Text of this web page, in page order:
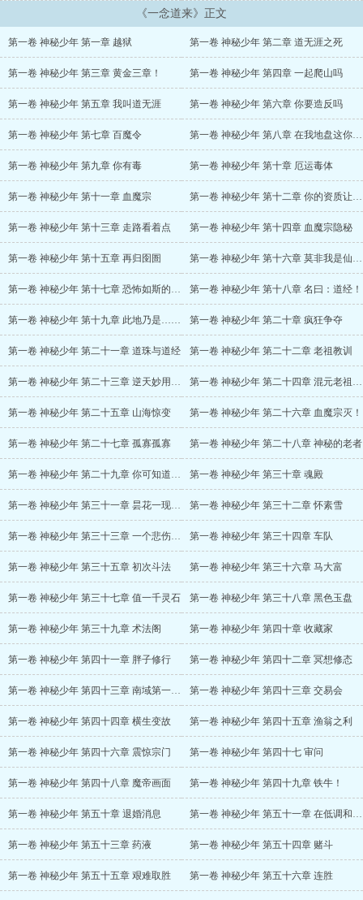
《一念道来》正文
第一卷 神秘少年 第一章 越狱 第一卷 神秘少年 第二章 道无涯之死
第一卷 神秘少年 第三章 黄金三章！ 第一卷 神秘少年 第四章 一起爬山吗
第一卷 神秘少年 第五章 我叫道无涯 第一卷 神秘少年 第六章 你要造反吗
第一卷 神秘少年 第七章 百魔令 第一卷 神秘少年 第八章 在我地盘这你就得听我的
第一卷 神秘少年 第九章 你有毒 第一卷 神秘少年 第十章 厄运毒体
第一卷 神秘少年 第十一章 血魔宗 第一卷 神秘少年 第十二章 你的资质让我惊讶啊
第一卷 神秘少年 第十三章 走路看着点 第一卷 神秘少年 第十四章 血魔宗隐秘
第一卷 神秘少年 第十五章 再归囹圄 第一卷 神秘少年 第十六章 莫非我是仙人转世
第一卷 神秘少年 第十七章 恐怖如斯的推演 第一卷 神秘少年 第十八章 名曰：道经！
第一卷 神秘少年 第十九章 此地乃是…… 第一卷 神秘少年 第二十章 疯狂争夺
第一卷 神秘少年 第二十一章 道珠与道经 第一卷 神秘少年 第二十二章 老祖教训
第一卷 神秘少年 第二十三章 逆天妙用之尝试 第一卷 神秘少年 第二十四章 混元老祖心在滴血
第一卷 神秘少年 第二十五章 山海惊变 第一卷 神秘少年 第二十六章 血魔宗灭！
第一卷 神秘少年 第二十七章 孤寡孤寡 第一卷 神秘少年 第二十八章 神秘的老者
第一卷 神秘少年 第二十九章 你可知道老夫是谁 第一卷 神秘少年 第三十章 魂殿
第一卷 神秘少年 第三十一章 昙花一现的辉煌！ 第一卷 神秘少年 第三十二章 怀素雪
第一卷 神秘少年 第三十三章 一个悲伤的故事 第一卷 神秘少年 第三十四章 车队
第一卷 神秘少年 第三十五章 初次斗法 第一卷 神秘少年 第三十六章 马大富
第一卷 神秘少年 第三十七章 值一千灵石 第一卷 神秘少年 第三十八章 黑色玉盘
第一卷 神秘少年 第三十九章 术法阁 第一卷 神秘少年 第四十章 收藏家
第一卷 神秘少年 第四十一章 胖子修行 第一卷 神秘少年 第四十二章 冥想修态
第一卷 神秘少年 第四十三章 南域第一狠人 第一卷 神秘少年 第四十三章 交易会
第一卷 神秘少年 第四十四章 横生变故 第一卷 神秘少年 第四十五章 渔翁之利
第一卷 神秘少年 第四十六章 震惊宗门 第一卷 神秘少年 第四十七 审问
第一卷 神秘少年 第四十八章 魔帝画面 第一卷 神秘少年 第四十九章 铁牛！
第一卷 神秘少年 第五十章 退婚消息 第一卷 神秘少年 第五十一章 在低调和爽之间如何抉择
第一卷 神秘少年 第五十三章 药液 第一卷 神秘少年 第五十四章 赌斗
第一卷 神秘少年 第五十五章 艰难取胜 第一卷 神秘少年 第五十六章 连胜